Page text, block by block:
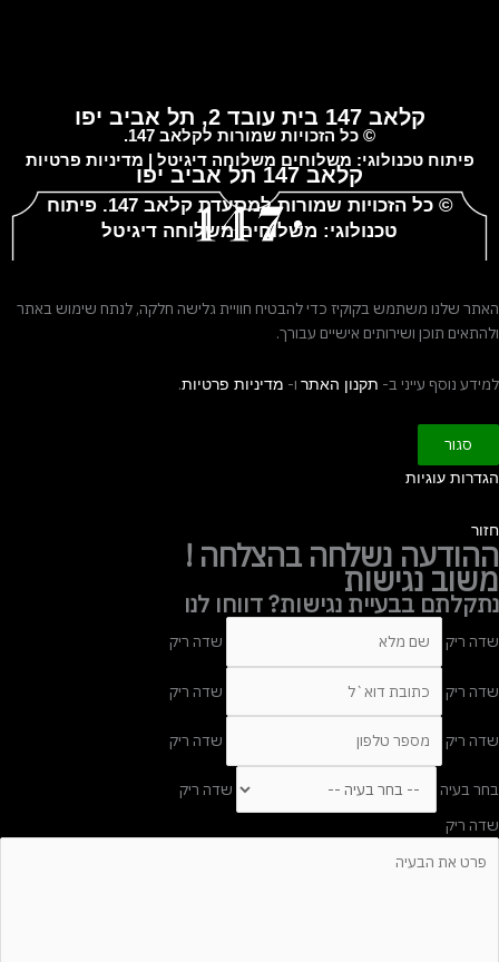
קלאב 147 בית עובד 2, תל אביב יפו
© כל הזכויות שמורות לקלאב 147.
פיתוח טכנולוגי: משלוחים משלוחה דיגיטל | מדיניות פרטיות
קלאב 147 תל אביב יפו
© כל הזכויות שמורות למסעדתקלאב 147
. פיתוח
טכנולוגי: משלוחים משלוחה דיגיטל
האתר שלנו משתמש בקוקיז כדי להבטיח חוויית גלישה חלקה, לנתח שימוש באתר
ולהתאים תוכן ושירותים אישיים עבורך.
למידע נוסף עייני ב- תקנון האתר ו- מדיניות פרטיות.
סגור
הגדרות עוגיות
חזור
ההודעה נשלחה בהצלחה !
משוב נגישות
נתקלתם בבעיית נגישות? דווחו לנו
שדה ריק שדה ריק
שדה ריק שדה ריק
שדה ריק שדה ריק
בחר בעיה
שדה ריק
שדה ריק